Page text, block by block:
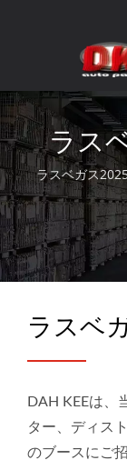
ラス
ラスベガス
定を受けた自
りアフターマ
ーター
ラスベ
DAH KEEは、
ター、ディス
のブースにご